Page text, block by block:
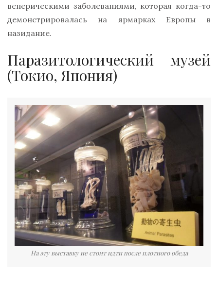
венерическими заболеваниями, которая когда-то
демонстрировалась на ярмарках Европы в
назидание.
Паразитологический музей
(Токио, Япония)
На эту выставку не стоит идти после плотного обеда